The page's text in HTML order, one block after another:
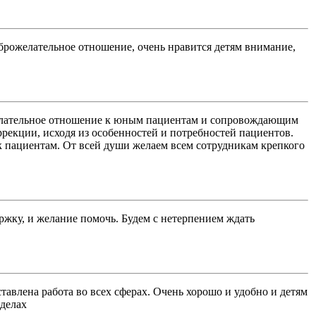
отношение, очень нравится детям внимание,
отношение к юным пациентам и сопровождающим
исходя из особенностей и потребностей пациентов.
От всей души желаем всем сотрудникам крепкого
и желание помочь. Будем с нетерпением ждать
работа во всех сферах. Очень хорошо и удобно и детям